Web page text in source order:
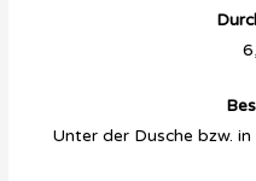
Unter der Dusche bzw.